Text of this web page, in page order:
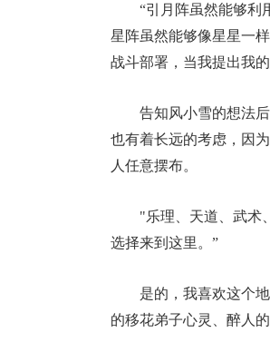
“引月阵虽然能够利
星阵虽然能够像星星一
战斗部署，当我提出我
告知风小雪的想法
也有着长远的考虑，因
人任意摆布。
"乐理、天道、武术
选择来到这里。”
是的，我喜欢这个
的移花弟子心灵、醉人